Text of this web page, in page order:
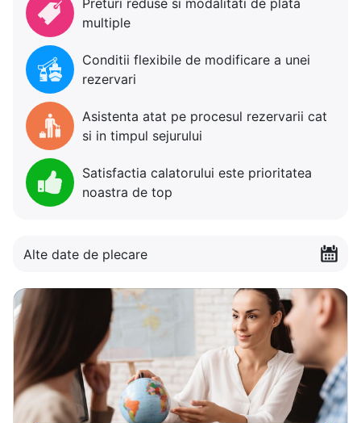
Preturi reduse si modalitati de plata
multiple
Conditii flexibile de modificare a unei
rezervari
Asistenta atat pe procesul rezervarii cat
si in timpul sejurului
Satisfactia calatorului este prioritatea
noastra de top
Alte date de plecare